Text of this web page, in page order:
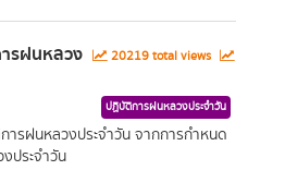
รฝนหลวง
20219 total views
ปฏิบัติการฝนหลวงประจำวัน
รฝนหลวงประจำวัน จากการกำหนด
ประจำวัน